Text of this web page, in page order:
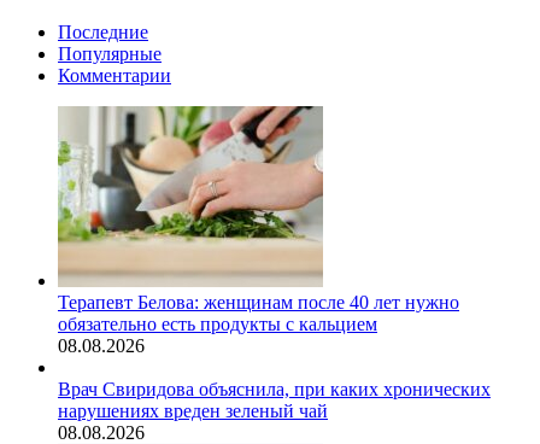
Последние
Популярные
Комментарии
Терапевт Белова: женщинам после 40 лет нужно
обязательно есть продукты с кальцием
08.08.2026
Врач Свиридова объяснила, при каких хронических
нарушениях вреден зеленый чай
08.08.2026